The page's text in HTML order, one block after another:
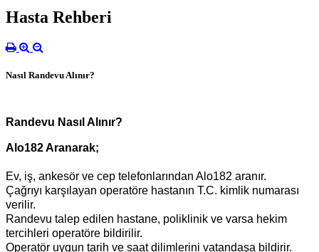
Hasta Rehberi
Nasıl Randevu Alınır?
Randevu Nasıl Alınır?
Alo182 Aranarak;
Ev, iş, ankesör ve cep telefonlarından Alo182 aranır.
Çağrıyı karşılayan operatöre hastanın T.C. kimlik numarası
verilir.
Randevu talep edilen hastane, poliklinik ve varsa hekim
tercihleri operatöre bildirilir.
Operatör uygun tarih ve saat dilimlerini vatandaşa bildirir.